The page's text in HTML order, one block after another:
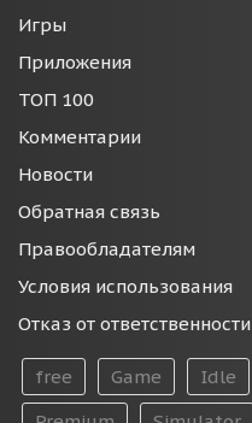
Игры
Приложения
ТОП 100
Комментарии
Новости
Обратная связь
Правообладателям
Условия использования
Отказ от ответственности
free Game Idle